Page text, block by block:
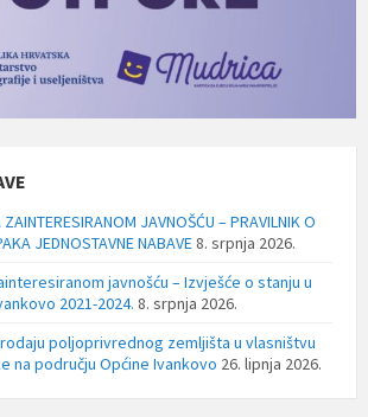
JAVNOŠĆU – PRAVILNIK O
JEDNOSTAVNE NABAVE8. srpnja 2026.
javnošću – Izvješće o stanju u
2021-2024. 8. srpnja 2026.
poljoprivrednog zemljišta u vlasništvu
na području Općine Ivankovo 26. lipnja 2026.